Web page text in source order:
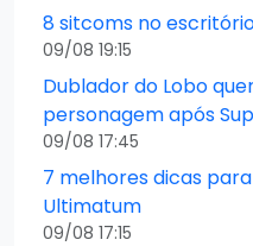
8 sitcoms no
09/08 19:15
Dublador do Lobo
personagem após
09/08 17:45
7 melhores dicas
Ultimatum
09/08 17:15